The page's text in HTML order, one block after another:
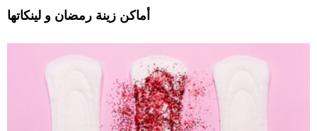
أماكن زينة رمضان و لينكاتها